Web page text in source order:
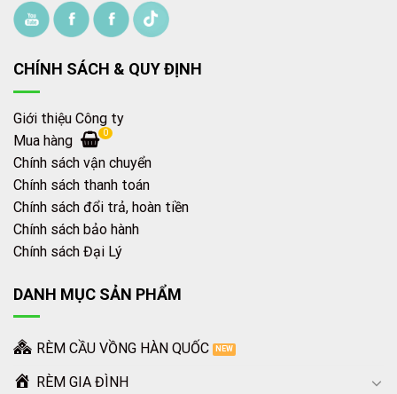
CHÍNH SÁCH & QUY ĐỊNH
Giới thiệu Công ty
Mua hàng
0
Chính sách vận chuyển
Chính sách thanh toán
Chính sách đổi trả, hoàn tiền
Chính sách bảo hành
Chính sách Đại Lý
DANH MỤC SẢN PHẨM
RÈM CẦU VỒNG HÀN QUỐC
RÈM GIA ĐÌNH